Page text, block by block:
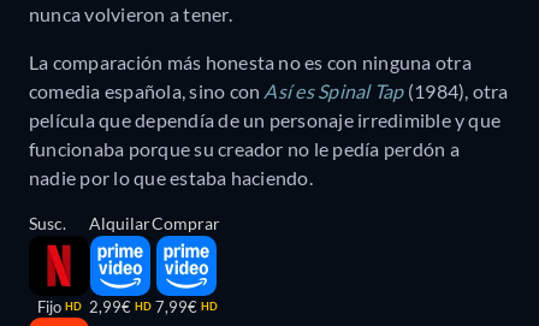
nunca volvieron a tener.
La comparación más honesta no es con ninguna otra
comedia española, sino con Así es Spinal Tap(1984), otra
película que dependía de un personaje irredimible y que
funcionaba porque su creador no le pedía perdón a
nadie por lo que estaba haciendo.
Susc.
Fijo HD
Alquilar
2,99€ HD
Comprar
7,99€ HD